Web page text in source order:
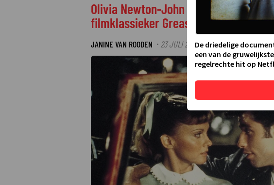
Olivia Newton-John en John Travolta
filmklassieker Grease
JANINE VAN ROODEN · 23 JULI 2025 08:20·LAATSTE
De driedelige
een van de
regelrechte hit op